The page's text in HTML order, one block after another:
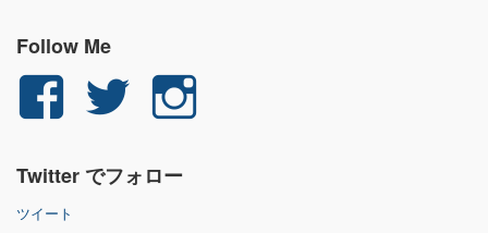
Follow Me
yuichi.fujita.351
ん
yu_1_fjt
ん
Twitter でフォロー
ツイート